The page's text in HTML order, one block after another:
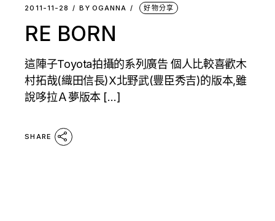
2011-11-28 BY OGANNA 好物分享
RE BORN
這陣子Toyota拍攝的系列廣告 個人比較喜歡木
村拓哉(織田信長)X北野武(豐臣秀吉)的版本,雖
說哆拉Ａ夢版本 […]
SHARE